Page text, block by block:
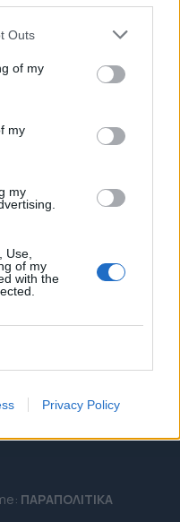
Outs
of my
my
my
Use,
of my
with the
Privacy Policy
188, 17671,
ΠΑΡΑΠΟΛΙΤΙΚΑ